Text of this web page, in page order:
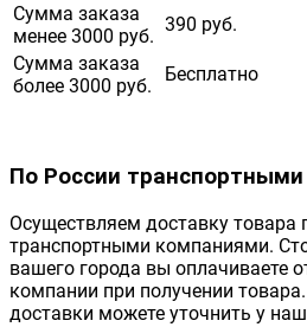
Сумма заказа
менее 3000 руб.
390 руб.
Сумма заказа
более 3000 руб.
Бесплатно
По России
Осуществляем доставку товара
транспортными компаниями.
вашего города вы оплачиваете
компании при получении
доставки можете уточнить у